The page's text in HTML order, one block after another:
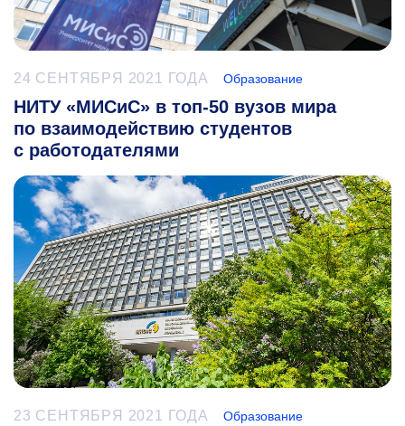
24 СЕНТЯБРЯ 2021 ГОДА Образование
НИТУ «МИСиС» в топ-50 вузов мира
по взаимодействию студентов
с работодателями
23 СЕНТЯБРЯ 2021 ГОДА Образование